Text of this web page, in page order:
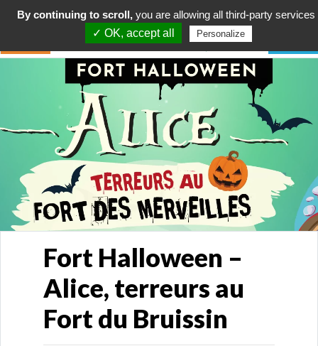
Fort Halloween –
Alice, terreurs au
Fort du Bruissin
By continuing to scroll, you are allowing all third-party services
✓ OK, accept all
Personalize